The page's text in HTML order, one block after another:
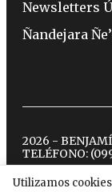
Utilizamos
Newsletters
Ñandejara
2026 -
TELÉFONO: